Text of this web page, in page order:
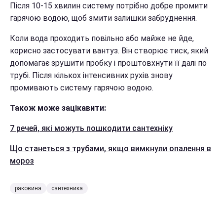
Після 10-15 хвилин систему потрібно добре промити
гарячою водою, щоб змити залишки забруднення.
Коли вода проходить повільно або майже не йде,
корисно застосувати вантуз. Він створює тиск, який
допомагає зрушити пробку і проштовхнути її далі по
трубі. Після кількох інтенсивних рухів знову
промивають систему гарячою водою.
Також може зацікавити:
7 речей, які можуть пошкодити сантехніку
Що станеться з трубами, якщо вимкнули опалення в
мороз
раковина сантехника